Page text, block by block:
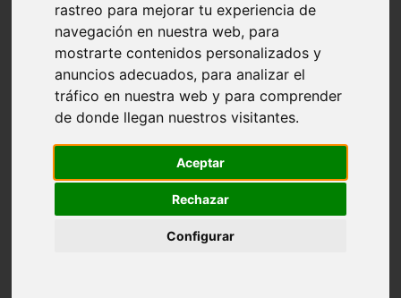
rastreo para mejorar tu experiencia de
navegación en nuestra web, para
mostrarte contenidos personalizados y
anuncios adecuados, para analizar el
tráfico en nuestra web y para comprender
de donde llegan nuestros visitantes.
Aceptar
Rechazar
Configurar
Huesca - alquézar
Huesca - castejón-de-sos
Lleida - alt-àneu
Córdoba - almedinilla
Navarra - zangoza
Cantabria - arenas-de-iguña
Barcelona - la-pobla-de-lillet
Murcia - cartagena
Madrid - nuevo-baztán